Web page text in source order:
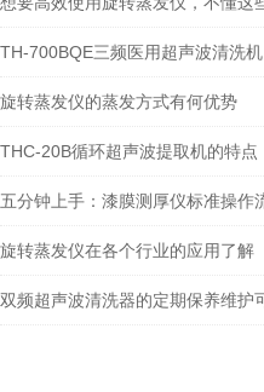
TH-700BQE三频医用超声波清洗机
旋转蒸发仪的蒸发方式有何优势
THC-20B循环超声波提取机的特点
旋转蒸发仪在各个行业的应用了解